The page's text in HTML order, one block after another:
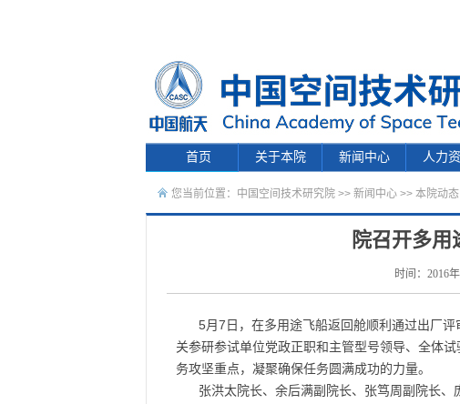
首页 关于本院 新闻中心 人力
您当前位置： 中国空间技术研究院 >> 新闻中心 >> 本院动态
院召开多
时间：2016
5月7日，在多用途飞船返回舱顺利通过出厂
关参研参试单位党政正职和主管型号领导、全体
务攻坚重点，凝聚确保任务圆满成功的力量。
张洪太院长、余后满副院长、张笃周副院长